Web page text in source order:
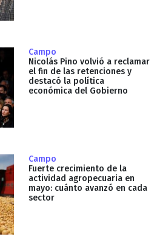
Campo
Nicolás Pino volvió a reclamar
el fin de las retenciones y
destacó la política
económica del Gobierno
Campo
Fuerte crecimiento de la
actividad agropecuaria en
mayo: cuánto avanzó en cada
sector